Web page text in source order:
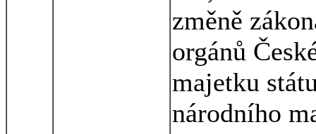
změně
orgánů
majetku
národního